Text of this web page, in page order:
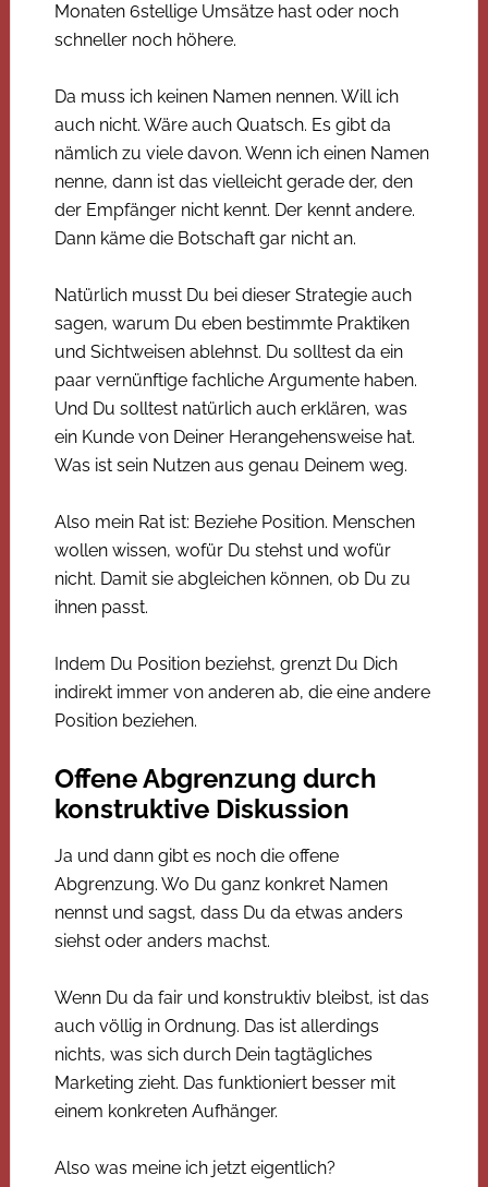
Monaten 6stellige Umsätze hast oder noch
schneller noch höhere.
Da muss ich keinen Namen nennen. Will ich
auch nicht. Wäre auch Quatsch. Es gibt da
nämlich zu viele davon. Wenn ich einen Namen
nenne, dann ist das vielleicht gerade der, den
der Empfänger nicht kennt. Der kennt andere.
Dann käme die Botschaft gar nicht an.
Natürlich musst Du bei dieser Strategie auch
sagen, warum Du eben bestimmte Praktiken
und Sichtweisen ablehnst. Du solltest da ein
paar vernünftige fachliche Argumente haben.
Und Du solltest natürlich auch erklären, was
ein Kunde von Deiner Herangehensweise hat.
Was ist sein Nutzen aus genau Deinem weg.
Also mein Rat ist: Beziehe Position. Menschen
wollen wissen, wofür Du stehst und wofür
nicht. Damit sie abgleichen können, ob Du zu
ihnen passt.
Indem Du Position beziehst, grenzt Du Dich
indirekt immer von anderen ab, die eine andere
Position beziehen.
Offene Abgrenzung durch
konstruktive Diskussion
Ja und dann gibt es noch die offene
Abgrenzung. Wo Du ganz konkret Namen
nennst und sagst, dass Du da etwas anders
siehst oder anders machst.
Wenn Du da fair und konstruktiv bleibst, ist das
auch völlig in Ordnung. Das ist allerdings
nichts, was sich durch Dein tagtägliches
Marketing zieht. Das funktioniert besser mit
einem konkreten Aufhänger.
Also was meine ich jetzt eigentlich?